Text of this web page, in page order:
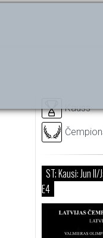
Kauss
ST; Kausi: Jun II/
E4